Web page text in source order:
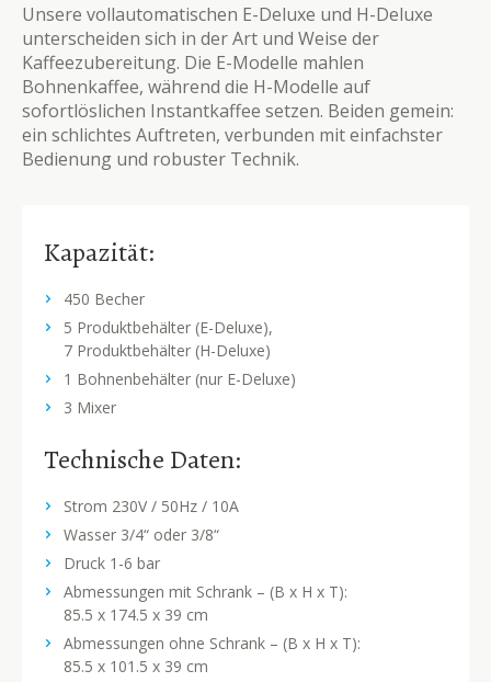
Unsere vollautomatischen E-Deluxe und H-Deluxe
unterscheiden sich in der Art und Weise der
Kaffeezubereitung. Die E-Modelle mahlen
Bohnenkaffee, während die H-Modelle auf
sofortlöslichen Instantkaffee setzen. Beiden gemein:
ein schlichtes Auftreten, verbunden mit einfachster
Bedienung und robuster Technik.
Kapazität:
450 Becher
5 Produktbehälter (E-Deluxe),
7 Produktbehälter (H-Deluxe)
1 Bohnenbehälter (nur E-Deluxe)
3 Mixer
Technische Daten:
Strom 230V / 50Hz / 10A
Wasser 3/4“ oder 3/8“
Druck 1-6 bar
Abmessungen mit Schrank – (B x H x T):
85.5 x 174.5 x 39 cm
Abmessungen ohne Schrank – (B x H x T):
85.5 x 101.5 x 39 cm